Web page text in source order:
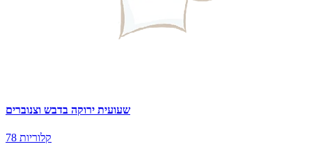
שעועית ירוקה בדבש וצנוברים
78 קלוריות